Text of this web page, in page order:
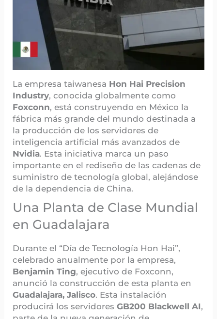
La empresa taiwanesa Hon Hai Precision
Industry, conocida globalmente como
Foxconn, está construyendo en México la
fábrica más grande del mundo destinada a
la producción de los servidores de
inteligencia artificial más avanzados de
Nvidia. Esta iniciativa marca un paso
importante en el rediseño de las cadenas de
suministro de tecnología global, alejándose
de la dependencia de China.
Una Planta de Clase Mundial
en Guadalajara
Durante el “Día de Tecnología Hon Hai”,
celebrado anualmente por la empresa,
Benjamin Ting, ejecutivo de Foxconn,
anunció la construcción de esta planta en
Guadalajara, Jalisco. Esta instalación
producirá los servidoresGB200 Blackwell AI,